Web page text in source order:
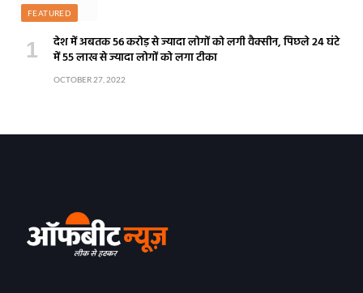
FEATURED
देश में अबतक 56 करोड़ से ज्यादा लोगों को लगी वैक्सीन, पिछले 24 घंटे
में 55 लाख से ज्यादा लोगों को लगा टीका
OCTOBER 27, 2022